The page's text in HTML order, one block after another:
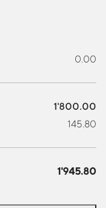
0.00
1'800.00
145.80
1'945.80